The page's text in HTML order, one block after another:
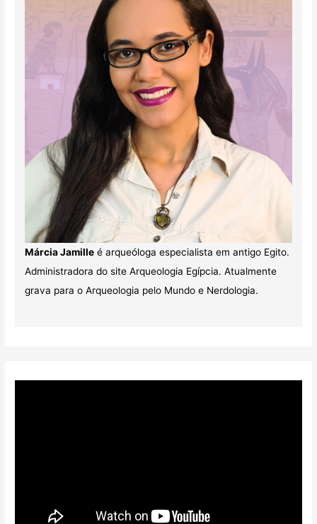
Márcia Jamilleé arqueóloga especialista em antigo Egito.
Administradora do site Arqueologia Egípcia. Atualmente
grava para o Arqueologia pelo Mundo e Nerdologia.